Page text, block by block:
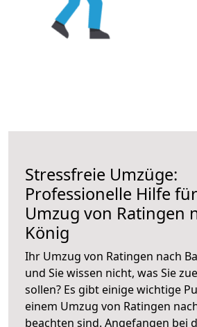
Stressfreie Umzüge:
Professionelle Hilfe
Umzug von Ratingen
König
Ihr Umzug von Ratingen nach
und Sie wissen nicht, was Sie
sollen? Es gibt einige wichtige
einem Umzug von Ratingen
beachten sind. Angefangen bei